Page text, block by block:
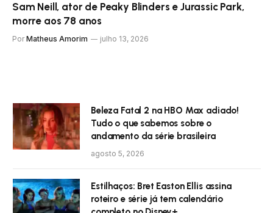
Sam Neill, ator de Peaky Blinders e Jurassic Park,
morre aos 78 anos
Por Matheus Amorim julho 13, 2026
Beleza Fatal 2 na HBO Max adiado!
Tudo o que sabemos sobre o
andamento da série brasileira
agosto 5, 2026
Estilhaços: Bret Easton Ellis assina
roteiro e série já tem calendário